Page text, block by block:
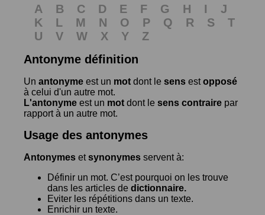
A B C D E F G H I
J
K
L M N O P Q R S
T
U
V W X Y
Z
Antonyme définition
Un antonyme est un mot dont le sens estopposé
à celui d'un autre mot.
L'antonyme est un mot dont le sens contraire par
rapport à un autre mot.
Usage des antonymes
Antonymes etsynonymes servent à:
Définir un mot. C’est pourquoi on les trouve
dans les articles de dictionnaire.
Eviter les répétitions dans un texte.
Enrichir un texte.